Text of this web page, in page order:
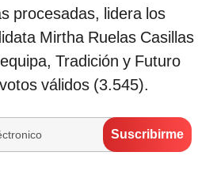
procesadas, lidera los
Mirtha Ruelas Casillas
Tradición y Futuro
válidos (3.545).